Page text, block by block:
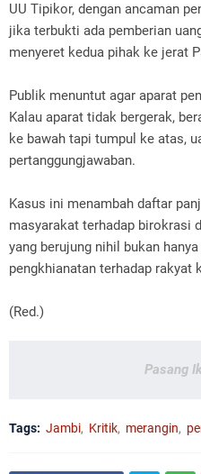
UU Tipikor, dengan ancaman
jika terbukti ada pemberian
menyeret kedua pihak ke jerat
Publik menuntut agar aparat
Kalau aparat tidak bergerak,
ke bawah tapi tumpul ke atas,
pertanggungjawaban.
Kasus ini menambah daftar
masyarakat terhadap birokrasi
yang berujung nihil bukan
pengkhianatan terhadap rakyat
(Red.)
Pasang
Tags: Jambi Kritik merangin